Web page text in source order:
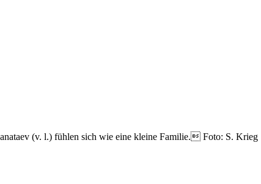
(v. l.) fühlen sich wie eine kleine Familie. Foto: S. Krieg